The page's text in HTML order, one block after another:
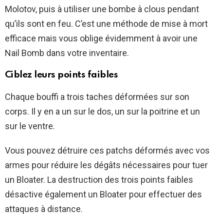
Molotov, puis à utiliser une bombe à clous pendant
qu’ils sont en feu. C’est une méthode de mise à mort
efficace mais vous oblige évidemment à avoir une
Nail Bomb dans votre inventaire.
Ciblez leurs points faibles
Chaque bouffi a trois taches déformées sur son
corps. Il y en a un sur le dos, un sur la poitrine et un
sur le ventre.
Vous pouvez détruire ces patchs déformés avec vos
armes pour réduire les dégâts nécessaires pour tuer
un Bloater. La destruction des trois points faibles
désactive également un Bloater pour effectuer des
attaques à distance.